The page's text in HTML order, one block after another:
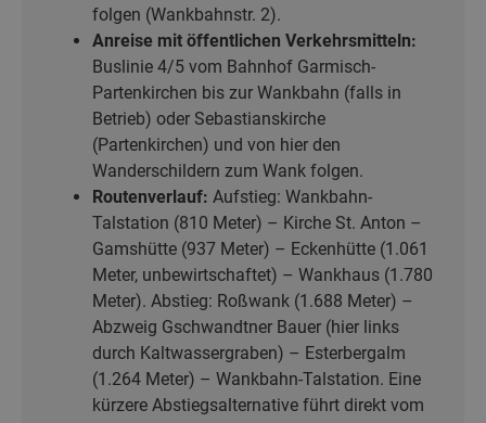
folgen (Wankbahnstr. 2).
Anreise mit öffentlichen Verkehrsmitteln:
Buslinie 4/5 vom Bahnhof Garmisch-
Partenkirchen bis zur Wankbahn (falls in
Betrieb) oder Sebastianskirche
(Partenkirchen) und von hier den
Wanderschildern zum Wank folgen.
Routenverlauf: Aufstieg: Wankbahn-
Talstation (810 Meter) – Kirche St. Anton –
Gamshütte (937 Meter) – Eckenhütte (1.061
Meter, unbewirtschaftet) – Wankhaus (1.780
Meter). Abstieg: Roßwank (1.688 Meter) –
Abzweig Gschwandtner Bauer (hier links
durch Kaltwassergraben) – Esterbergalm
(1.264 Meter) – Wankbahn-Talstation. Eine
kürzere Abstiegsalternative führt direkt vom